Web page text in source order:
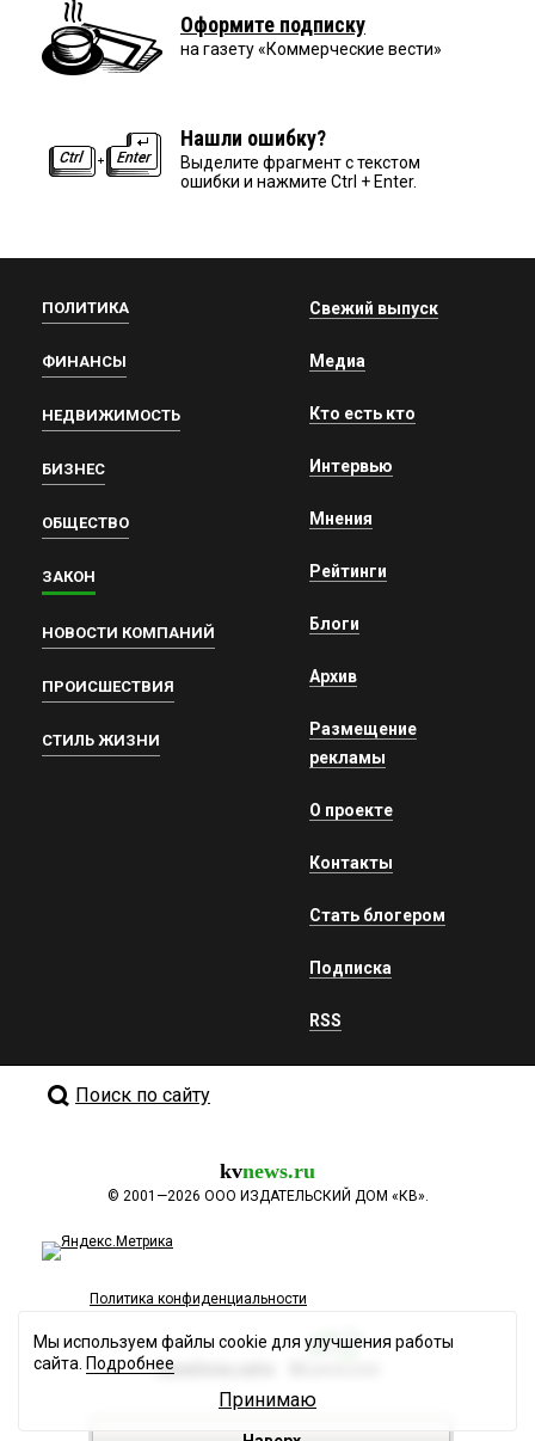
Оформите подписку
на газету «Коммерческие вести»
Нашли ошибку?
Выделите фрагмент с текстом
ошибки и нажмите Ctrl + Enter.
ПОЛИТИКА
ФИНАНСЫ
НЕДВИЖИМОСТЬ
БИЗНЕС
ОБЩЕСТВО
ЗАКОН
НОВОСТИ КОМПАНИЙ
ПРОИСШЕСТВИЯ
СТИЛЬ ЖИЗНИ
Свежий выпуск
Медиа
Кто есть кто
Интервью
Мнения
Рейтинги
Блоги
Архив
Размещение
рекламы
О проекте
Контакты
Стать блогером
Подписка
RSS
Поиск по сайту
kvnews.ru
© 2001—2026 ООО ИЗДАТЕЛЬСКИЙ ДОМ «КВ».
Политика конфиденциальности
Разработка сайта
Мы используем файлы cookie для улучшения работы
сайта. Подробнее
Принимаю